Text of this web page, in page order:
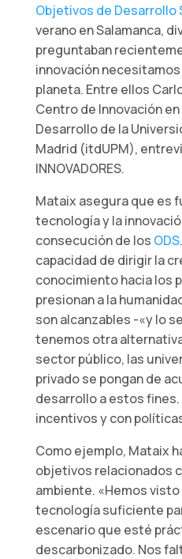
Objetivos de Desarrollo
verano en Salamanca,
preguntaban
innovación
planeta. Entre ellos
Centro de Innovación
Desarrollo de la
Madrid (itdUPM),
INNOVADORES.
Mataix asegura que es
tecnología y la
consecución de los ODS
capacidad de dirigir la
conocimiento hacia los
presionan a la
son alcanzables -«y lo
tenemos otra
sector público, las
privado se pongan de
desarrollo a estos
incentivos y con
Como ejemplo, Mataix
objetivos relacionados
ambiente. «Hemos
tecnología suficiente
escenario que esté
descarbonizado. Nos